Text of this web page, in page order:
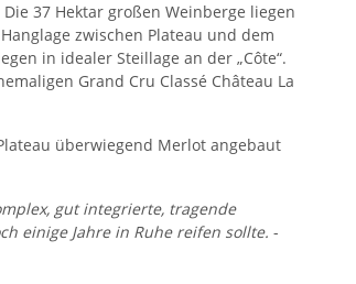
37 Hektar großen Weinberge liegen
zwischen Plateau und dem
in idealer Steillage an der „Côte“.
Grand Cru Classé Château La
überwiegend Merlot angebaut
gut integrierte, tragende
einige Jahre in Ruhe reifen sollte.-